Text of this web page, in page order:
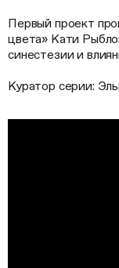
Первый проект
цвета» Кати
синестезии и
Куратор серии: